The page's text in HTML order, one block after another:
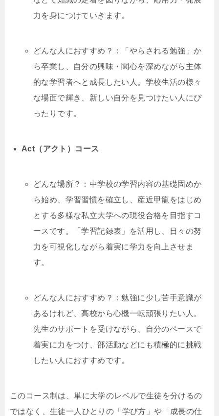
力を身につけていきます。
どんな人におすすめ？：「やらされる勉強」か
ら卒業し、自分の興味・関心を深めながら主体
的な学習者へと成長したい人。学校生活の様々
な場面で輝き、新しい自分を見つけたい人にぴ
ったりです。
Act（アクト）コース
どんな場所？：中学校の学習内容の基礎固めか
ら始め、学習習慣を確立し、産近甲龍をはじめ
とする多様な私立大学への現役合格を目指すコ
ースです。「学習記録表」を活用し、日々の努
力を可視化しながら着実に学力を向上させま
す。
どんな人におすすめ？：勉強に少し苦手意識が
あるけれど、高校から心機一転頑張りたい人。
先生のサポートを受けながら、自分のペースで
着実に力をつけ、部活動などにも積極的に挑戦
したい人におすすめです。
このコース制は、単に大学のレベルで生徒を分けるの
ではなく、生徒一人ひとりの「学び方」や「成長の仕